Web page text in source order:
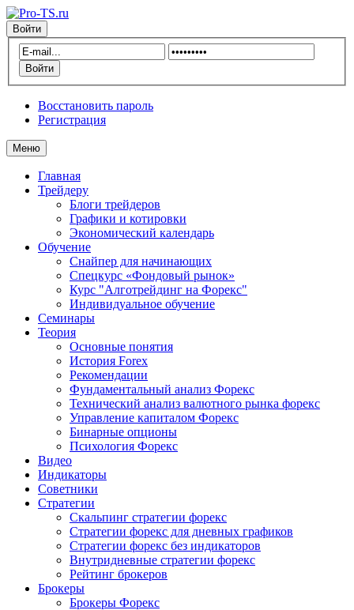
Войти
Восстановить пароль
Регистрация
Меню
Главная
Трейдеру
Блоги трейдеров
Графики и котировки
Экономический календарь
Обучение
Снайпер для начинающих
Спецкурс «Фондовый рынок»
Курс "Алготрейдинг на Форекс"
Индивидуальное обучение
Семинары
Теория
Основные понятия
История Forex
Рекомендации
Фундаментальный анализ Форекс
Технический анализ валютного рынка форекс
Управление капиталом Форекс
Бинарные опционы
Психология Форекс
Видео
Индикаторы
Советники
Стратегии
Скальпинг стратегии форекс
Стратегии форекс для дневных графиков
Стратегии форекс без индикаторов
Внутридневные стратегии форекс
Рейтинг брокеров
Брокеры
Брокеры Форекс